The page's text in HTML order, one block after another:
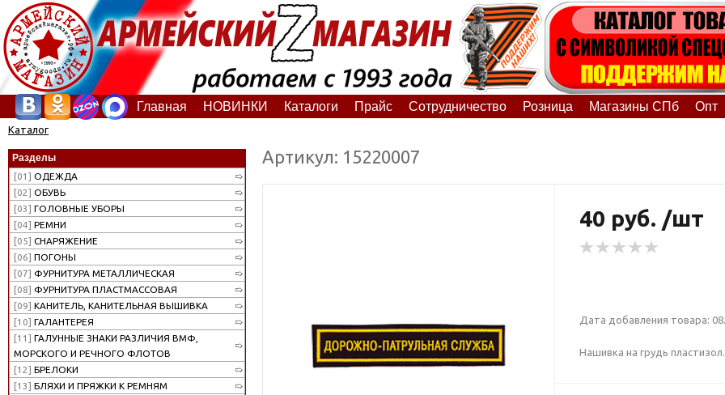
Главная НОВИНКИ Каталоги Прайс Сотрудничество Розница Магазины СПб Опт
Каталог
Разделы
[01] ОДЕЖДА
[02] ОБУВЬ
[03] ГОЛОВНЫЕ УБОРЫ
[04] РЕМНИ
[05] СНАРЯЖЕНИЕ
[06] ПОГОНЫ
[07] ФУРНИТУРА МЕТАЛЛИЧЕСКАЯ
[08] ФУРНИТУРА ПЛАСТМАССОВАЯ
[09] КАНИТЕЛЬ, КАНИТЕЛЬНАЯ ВЫШИВКА
[10] ГАЛАНТЕРЕЯ
[11] ГАЛУННЫЕ ЗНАКИ РАЗЛИЧИЯ ВМФ,
МОРСКОГО И РЕЧНОГО ФЛОТОВ
[12] БРЕЛОКИ
[13] БЛЯХИ И ПРЯЖКИ К РЕМНЯМ
Артикул: 15220007
40 руб. /шт
Дата добавления товара:
Нашивка на грудь